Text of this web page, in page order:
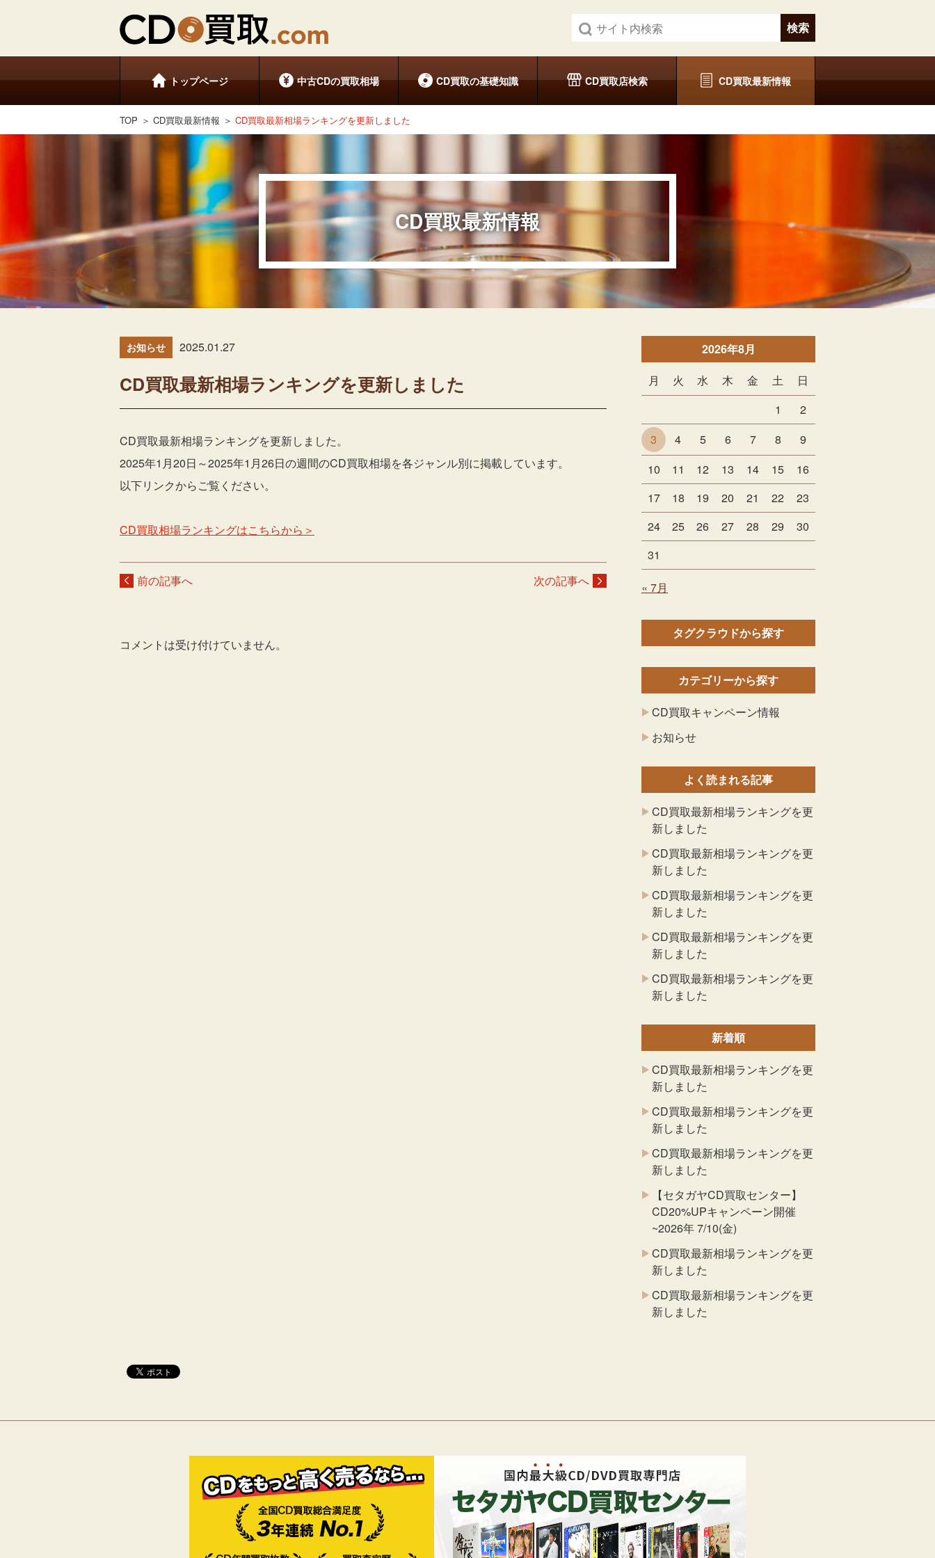
トップページ 中古CDの買取相場 CD買取の基礎知識 CD買取店検索 CD買取最新情報
TOP CD買取最新情報 CD買取最新相場ランキングを更新しました
CD買取最新情報
お知らせ 2025.01.27
CD買取最新相場ランキングを更新しました
CD買取最新相場ランキングを更新しました。
2025年1月20日～2025年1月26日の週間のCD買取相場を各ジャンル別に掲載しています。
以下リンクからご覧ください。
CD買取相場ランキングはこちらから＞
前の記事へ 次の記事へ
コメントは受け付けていません。
2026年8月
月
火 水 木 金 土
日
1
2
3
4 5 6 7 8
9
10
11 12 13 14 15
16
17
18 19 20 21 22
23
24
25 26 27 28 29
30
31
« 7月
タグクラウドから探す
カテゴリーから探す
CD買取キャンペーン情報
お知らせ
よく読まれる記事
CD買取最新相場ランキングを更
新しました
CD買取最新相場ランキングを更
新しました
CD買取最新相場ランキングを更
新しました
CD買取最新相場ランキングを更
新しました
CD買取最新相場ランキングを更
新しました
新着順
CD買取最新相場ランキングを更
新しました
CD買取最新相場ランキングを更
新しました
CD買取最新相場ランキングを更
新しました
【セタガヤCD買取センター】
CD20%UPキャンペーン開催
~2026年 7/10(金)
CD買取最新相場ランキングを更
新しました
CD買取最新相場ランキングを更
新しました